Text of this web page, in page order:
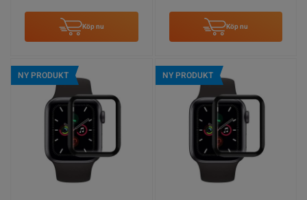
Köp nu Köp nu
NY PRODUKT NY PRODUKT